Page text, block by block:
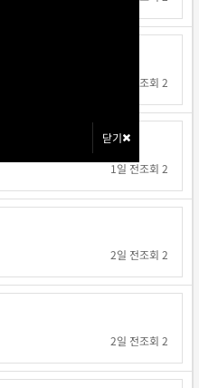
닫기
닫기
조회 2
1일 전조회 2
2일 전조회 2
2일 전조회 2